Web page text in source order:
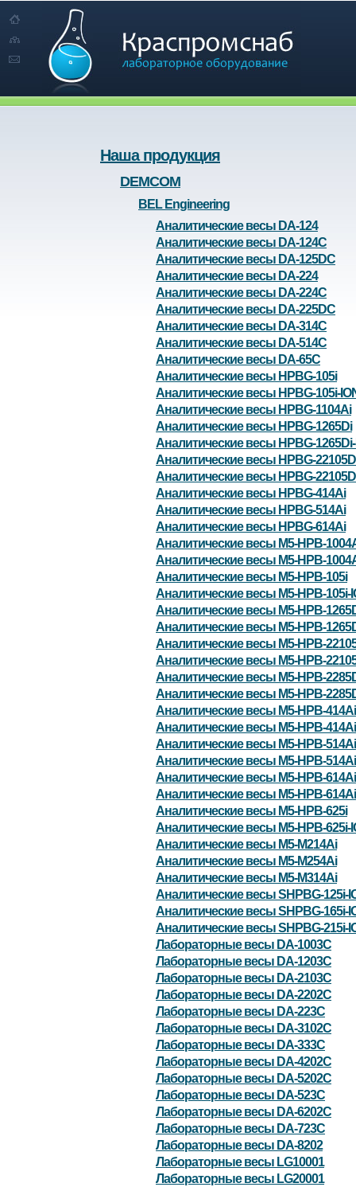
Наша продукция
DEMCOM
BEL Engineering
Аналитические весы DA-124
Аналитические весы DA-124C
Аналитические весы DA-125DC
Аналитические весы DA-224
Аналитические весы DA-224C
Аналитические весы DA-225DC
Аналитические весы DA-314C
Аналитические весы DA-514C
Аналитические весы DA-65C
Аналитические весы HPBG-105i
Аналитические весы HPBG-105i-
Аналитические весы HPBG-1104Ai
Аналитические весы HPBG-1265Di
Аналитические весы HPBG-1265Di-
Аналитические весы HPBG-
Аналитические весы HPBG-
Аналитические весы HPBG-414Ai
Аналитические весы HPBG-514Ai
Аналитические весы HPBG-614Ai
Аналитические весы M5-HPB-
Аналитические весы M5-HPB-
Аналитические весы M5-HPB-105i
Аналитические весы M5-HPB-105i-
Аналитические весы M5-HPB-
Аналитические весы M5-HPB-
Аналитические весы M5-HPB-
Аналитические весы M5-HPB-
Аналитические весы M5-HPB-
Аналитические весы M5-HPB-
Аналитические весы M5-HPB-414Ai
Аналитические весы M5-HPB-
Аналитические весы M5-HPB-514Ai
Аналитические весы M5-HPB-
Аналитические весы M5-HPB-614Ai
Аналитические весы M5-HPB-
Аналитические весы M5-HPB-625i
Аналитические весы M5-HPB-625i-
Аналитические весы M5-M214Ai
Аналитические весы M5-M254Ai
Аналитические весы M5-M314Ai
Аналитические весы SHPBG-125i-
Аналитические весы SHPBG-165i-
Аналитические весы SHPBG-215i-
Лабораторные весы DA-1003C
Лабораторные весы DA-1203C
Лабораторные весы DA-2103C
Лабораторные весы DA-2202C
Лабораторные весы DA-223C
Лабораторные весы DA-3102C
Лабораторные весы DA-333C
Лабораторные весы DA-4202C
Лабораторные весы DA-5202C
Лабораторные весы DA-523C
Лабораторные весы DA-6202C
Лабораторные весы DA-723C
Лабораторные весы DA-8202
Лабораторные весы LG10001
Лабораторные весы LG20001